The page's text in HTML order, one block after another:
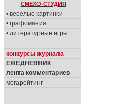
СМЕХО-СТУДИЯ
• веселые картинки
• графомания
• литературные игры
конкурсы журнала
ЕЖЕДНЕВНИК
лента комментариев
мегарейтинг